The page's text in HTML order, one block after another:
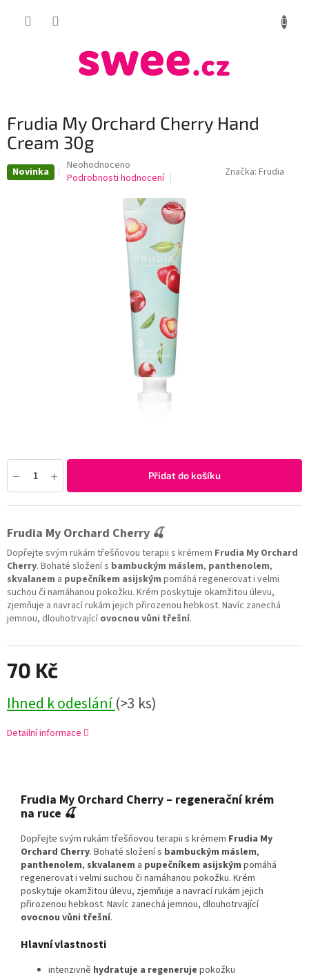
Frudia My Orchard Cherry Hand
Cream 30g
Novinka
Průměrné
hodnocení
Neohodnoceno
Podrobnosti hodnocení
Značka: Frudia
70 Kč
Ihned k odeslání(>3 ks)
Přidat do košíku
Frudia My Orchard Cherry 🍒
Dopřejte svým rukám třešňovou terapii s krémem Frudia My Orchard
Cherry. Bohaté složení s bambuckým máslem, panthenolem,
skvalanem a pupečníkem asijským pomáhá regenerovat i velmi
suchou či namáhanou pokožku. Krém poskytuje okamžitou úlevu,
zjemňuje a navrací rukám jejich přirozenou hebkost. Navíc zanechá
jemnou, dlouhotrvajícíovocnou vůni třešní.
Detailní informace
Frudia My Orchard Cherry – regenerační krém
na ruce 🍒
Dopřejte svým rukám třešňovou terapii s krémem Frudia My
Orchard Cherry. Bohaté složení s bambuckým máslem,
panthenolem, skvalanem a pupečníkem asijským pomáhá
regenerovat i velmi suchou či namáhanou pokožku. Krém
poskytuje okamžitou úlevu, zjemňuje a navrací rukám jejich
přirozenou hebkost. Navíc zanechá jemnou, dlouhotrvající
ovocnou vůni třešní.
Hlavní vlastnosti
intenzivně hydratuje a regeneruje pokožku